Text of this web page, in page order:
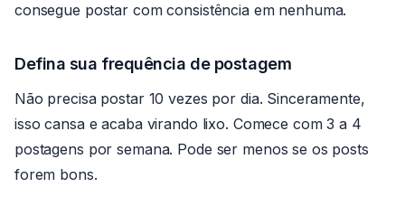
consegue postar com consistência em nenhuma.
Defina sua frequência de postagem
Não precisa postar 10 vezes por dia. Sinceramente,
isso cansa e acaba virando lixo. Comece com 3 a 4
postagens por semana. Pode ser menos se os posts
forem bons.